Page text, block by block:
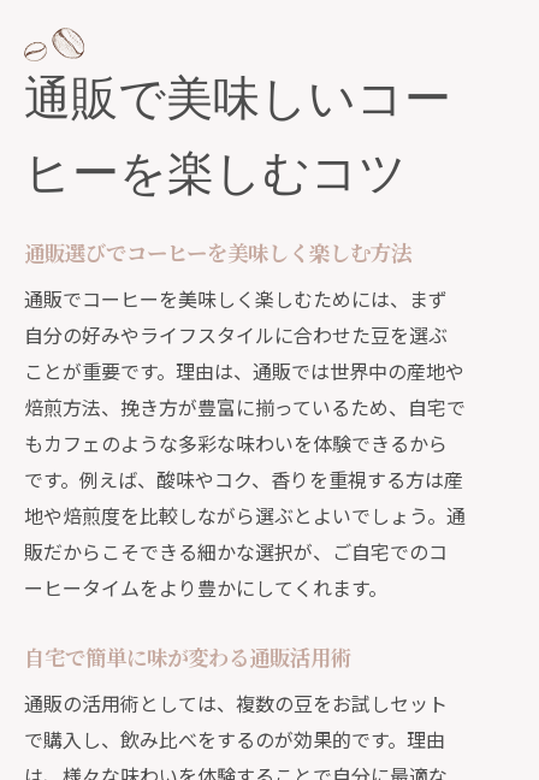
通販で美味しいコー
ヒーを楽しむコツ
通販選びでコーヒーを美味しく楽しむ方法
通販でコーヒーを美味しく楽しむためには、まず
自分の好みやライフスタイルに合わせた豆を選ぶ
ことが重要です。理由は、通販では世界中の産地や
焙煎方法、挽き方が豊富に揃っているため、自宅で
もカフェのような多彩な味わいを体験できるから
です。例えば、酸味やコク、香りを重視する方は産
地や焙煎度を比較しながら選ぶとよいでしょう。通
販だからこそできる細かな選択が、ご自宅でのコ
ーヒータイムをより豊かにしてくれます。
自宅で簡単に味が変わる通販活用術
通販の活用術としては、複数の豆をお試しセット
で購入し、飲み比べをするのが効果的です。理由